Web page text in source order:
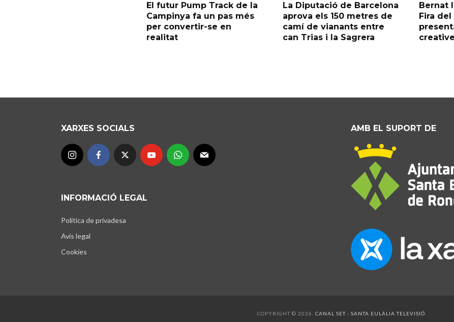
El futur Pump Track de la
Campinya fa un pas més
per convertir-se en
realitat
La Diputació de Barcelona
aprova els 150 metres de
camí de vianants entre
can Trias i la Sagrera
Bernat
Fira
XARXES SOCIALS
INFORMACIÓ LEGAL
Política de privadesa
Avís legal
Cookies
AMB EL SUPORT DE
COPYRIGHT © 2026. CANAL SET - SANTA EULÀLIA TELEVISIÓ